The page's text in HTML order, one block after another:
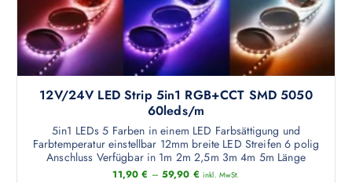
s
t
m
e
h
r
e
r
e
V
12V/24V LED Strip 5in1 RGB+CCT SMD 5050
60leds/m
5in1 LEDs 5 Farben in einem LED Farbsättigung und
Farbtemperatur einstellbar 12mm breite LED Streifen 6 polig
Anschluss Verfügbar in 1m 2m 2,5m 3m 4m 5m Länge
11,90€ – 59,90 € inkl. MwSt.